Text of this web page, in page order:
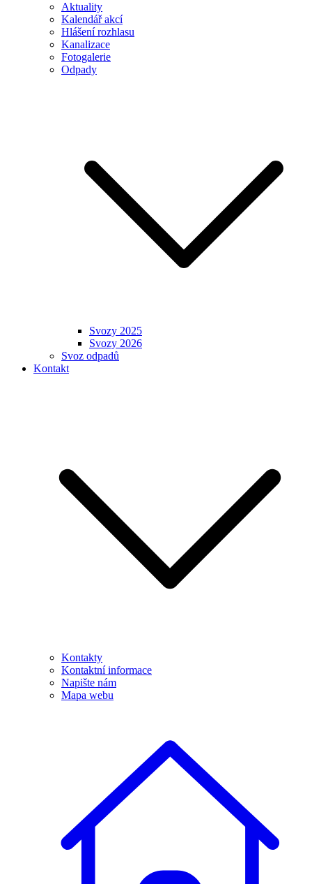
Aktuality
Kalendář akcí
Hlášení rozhlasu
Kanalizace
Fotogalerie
Odpady
Svozy 2025
Svozy 2026
Svoz odpadů
Kontakt
Kontakty
Kontaktní informace
Napište nám
Mapa webu